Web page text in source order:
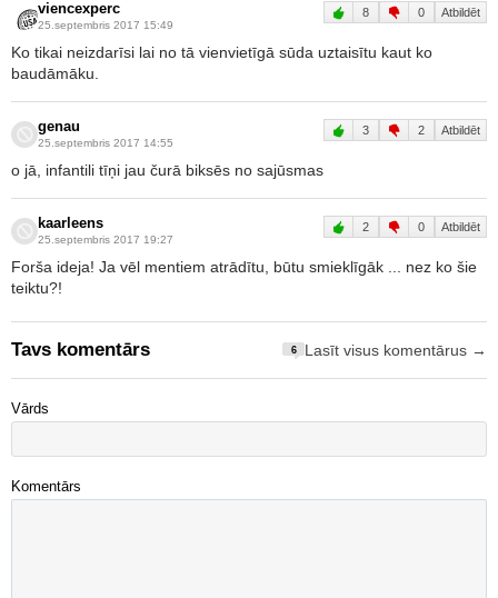
viencexperc
25.septembris 2017 15:49
8 0 Atbildēt
Ko tikai neizdarīsi lai no tā vienvietīgā sūda uztaisītu kaut ko
baudāmāku.
genau
25.septembris 2017 14:55
3 2 Atbildēt
o jā, infantili tīņi jau čurā biksēs no sajūsmas
kaarleens
25.septembris 2017 19:27
2 0 Atbildēt
Forša ideja! Ja vēl mentiem atrādītu, būtu smieklīgāk ... nez ko šie
teiktu?!
Tavs komentārs 6 Lasīt visus komentārus →
Vārds
Komentārs